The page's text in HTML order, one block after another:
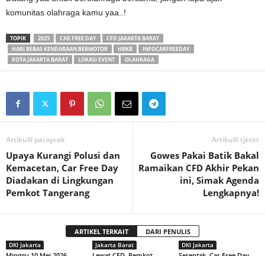
komunitas olahraga kamu yaa..!
TOPIK 2025 CAR FREE DAY
CFD JAKARTA BARAT
HARI BEBAS KENDARAAN BERMOTOR
HBKB
INFOCARFREEDAY
KOTA JAKARTA BARAT
LOKASI EVENT OLAHRAGA
Artikulli paraprak
Upaya Kurangi Polusi dan
Kemacetan, Car Free Day
Diadakan di Lingkungan
Pemkot Tangerang
Artikulli tjetër
Gowes Pakai Batik Bakal
Ramaikan CFD Akhir Pekan
ini, Simak Agenda
Lengkapnya!
ARTIKEL TERKAIT DARI PENULIS
DKI Jakarta Jakarta Barat DKI Jakarta